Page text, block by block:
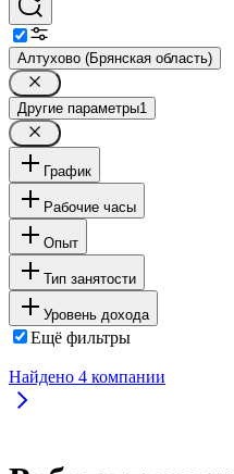
Алтухово (Брянская область)
Другие параметры1
График
Рабочие часы
Опыт
Тип занятости
Уровень дохода
Ещё фильтры
Найдено 4 компании